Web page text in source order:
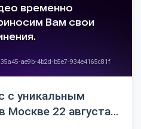
с уникальным
Москве 22 августа